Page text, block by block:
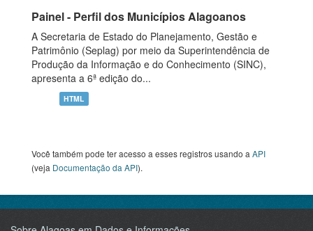
Painel - Perfil dos Municípios Alagoanos
A Secretaria de Estado do Planejamento, Gestão e
Patrimônio (Seplag) por meio da Superintendência de
Produção da Informação e do Conhecimento (SINC),
apresenta a 6ª edição do...
HTML
Você também pode ter acesso a esses registros usando a API
(veja Documentação da API).